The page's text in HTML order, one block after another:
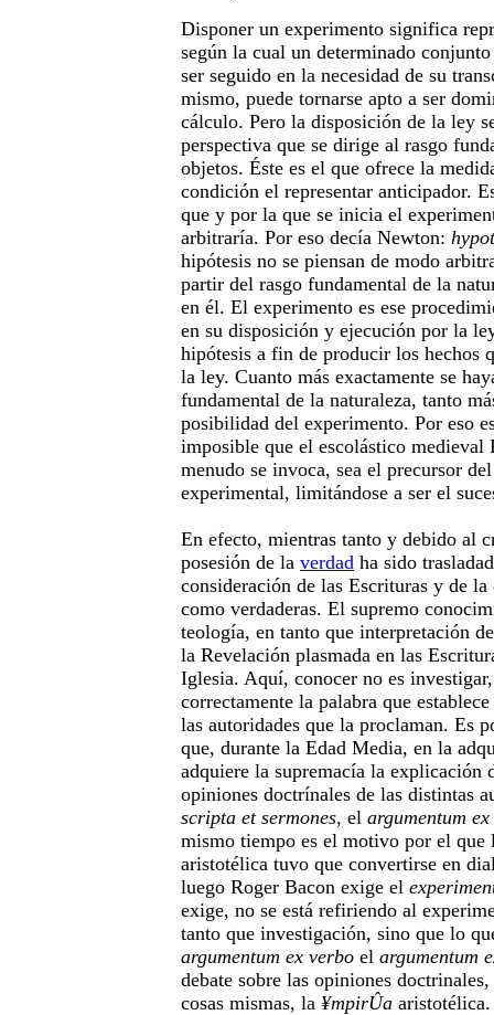
Disponer un experimento significa
según la cual un determinado
ser seguido en la necesidad de su
mismo, puede tornarse apto a ser
cálculo. Pero la disposición de la ley
perspectiva que se dirige al rasgo
objetos. Éste es el que ofrece la
condición el representar anticipador.
que y por la que se inicia el
arbitraría. Por eso decía Newton:
hipótesis no se piensan de modo
partir del rasgo fundamental de la
en él. El experimento es ese
en su disposición y ejecución por la
hipótesis a fin de producir los hechos
la ley. Cuanto más exactamente se
fundamental de la naturaleza, tanto
posibilidad del experimento. Por eso
imposible que el escolástico medieval
menudo se invoca, sea el precursor
experimental, limitándose a ser el
En efecto, mientras tanto y debido al
posesión de la verdad ha sido
consideración de las Escrituras y de
como verdaderas. El supremo
teología, en tanto que interpretación
la Revelación plasmada en las
Iglesia. Aquí, conocer no es
correctamente la palabra que
las autoridades que la proclaman. Es
que, durante la Edad Media, en la
adquiere la supremacía la explicación
opiniones doctrínales de las distintas
scripta et sermones, el argumentum
mismo tiempo es el motivo por el
aristotélica tuvo que convertirse en
luego Roger Bacon exige el
exige, no se está refiriendo al
tanto que investigación, sino que lo
argumentum ex verbo el argumentum
debate sobre las opiniones
cosas mismas, la ¥mpirÛa aristotélica.